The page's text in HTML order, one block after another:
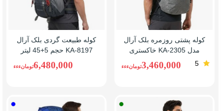
کوله پشتی روزمره بلک آرال
مدل KA-2305 خاکستری
5
3,460,000تومانءءء
کوله طبیعت ‌گردی بلک آرال
KA-8197 حجم 5+45 لیتر
خاکستری
6,480,000تومانءءء
سبز آبی